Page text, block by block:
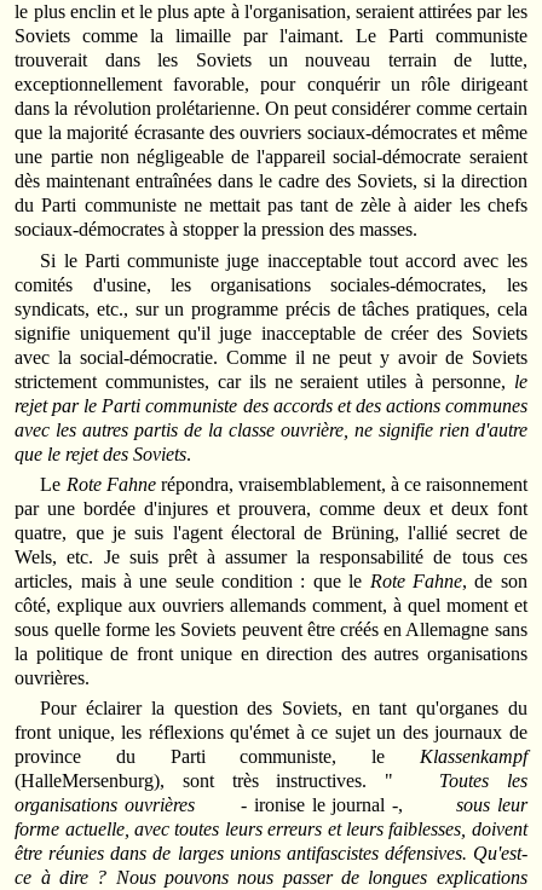
le plus enclin et le plus apte à l'organisation, seraient attirées par les
Soviets comme la limaille par l'aimant. Le Parti communiste
trouverait dans les Soviets un nouveau terrain de lutte,
exceptionnellement favorable, pour conquérir un rôle dirigeant
dans la révolution prolétarienne. On peut considérer comme certain
que la majorité écrasante des ouvriers sociaux-démocrates et même
une partie non négligeable de l'appareil social-démocrate seraient
dès maintenant entraînées dans le cadre des Soviets, si la direction
du Parti communiste ne mettait pas tant de zèle à aider les chefs
sociaux-démocrates à stopper la pression des masses.
Si le Parti communiste juge inacceptable tout accord avec les
comités d'usine, les organisations sociales-démocrates, les
syndicats, etc., sur un programme précis de tâches pratiques, cela
signifie uniquement qu'il juge inacceptable de créer des Soviets
avec la social-démocratie. Comme il ne peut y avoir de Soviets
strictement communistes, car ils ne seraient utiles à personne, le
rejet par le Parti communiste des accords et des actions communes
avec les autres partis de la classe ouvrière, ne signifie rien d'autre
que le rejet des Soviets.
Le Rote Fahnerépondra, vraisemblablement, à ce raisonnement
par une bordée d'injures et prouvera, comme deux et deux font
quatre, que je suis l'agent électoral de Brüning, l'allié secret de
Wels, etc. Je suis prêt à assumer la responsabilité de tous ces
articles, mais à une seule condition : que le Rote Fahne, de son
côté, explique aux ouvriers allemands comment, à quel moment et
sous quelle forme les Soviets peuvent être créés en Allemagne sans
la politique de front unique en direction des autres organisations
ouvrières.
Pour éclairer la question des Soviets, en tant qu'organes du
front unique, les réflexions qu'émet à ce sujet un des journaux de
province du Parti communiste, le Klassenkampf
(HalleMersenburg), sont très instructives. "
Toutes les
organisations ouvrières
- ironise le journal -,
sous leur
forme actuelle, avec toutes leurs erreurs et leurs faiblesses, doivent
être réunies dans de larges unions antifascistes défensives. Qu'est-
ce à dire ? Nous pouvons nous passer de longues explications